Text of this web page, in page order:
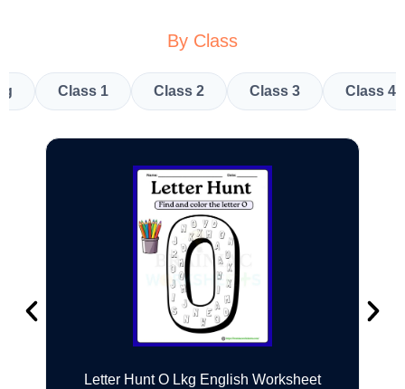
By Class
Class 1 Class 2 Class 3 Class 4
Letter Hunt O Lkg English Worksheet